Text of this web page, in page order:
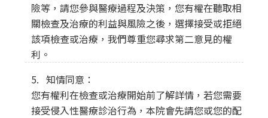
險等，請您參與醫療過程及決策，您有權在聽取相
關檢查及治療的利益與風險之後，選擇接受或拒絕
該項檢查或治療，我們尊重您尋求第二意見的權
利。
5. 知情同意：
您有權利在檢查或治療開始前了解詳情，若您需要
接受侵入性醫療診治行為，本院會先請您或您的配